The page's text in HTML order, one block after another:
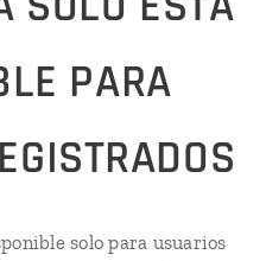
PARA
solo para usuarios